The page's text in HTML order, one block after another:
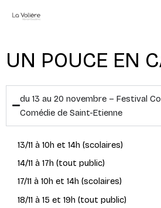
UN POUCE EN
du 13 au 20 novembre – Festival
Comédie de Saint-Etienne
13/11 à 10h et 14h (scolaires)
14/11 à 17h (tout public)
17/11 à 10h et 14h (scolaires)
18/11 à 15 et 19h (tout public)